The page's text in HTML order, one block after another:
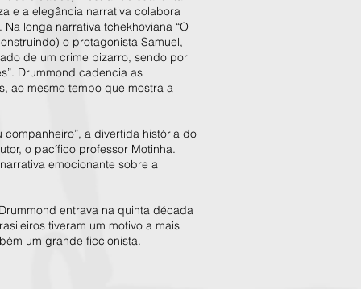
e a elegância narrativa colabora
longa narrativa tchekhoviana “O
o protagonista Samuel,
de um crime bizarro, sendo por
Drummond cadencia as
ao mesmo tempo que mostra a
a divertida história do
o pacífico professor Motinha.
emocionante sobre a
entrava na quinta década
tiveram um motivo a mais
um grande ficcionista.